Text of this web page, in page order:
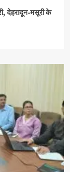
देहरादून-मसूरी के